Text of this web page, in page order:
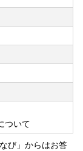
利用できます
ートフォンア
き利用可能で
ついて
び」からはお答